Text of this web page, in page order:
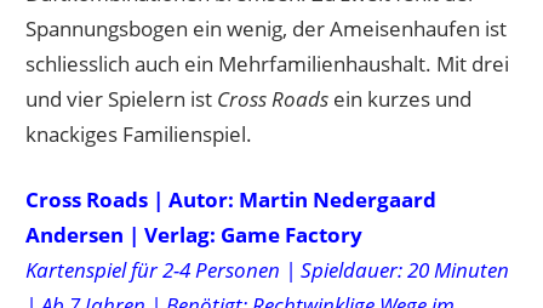
Spannungsbogen ein wenig, der Ameisenhaufen ist
schliesslich auch ein Mehrfamilienhaushalt. Mit drei
und vier Spielern ist Cross Roads ein kurzes und
knackiges Familienspiel.
Cross Roads | Autor: Martin Nedergaard
Andersen | Verlag: Game Factory
Kartenspiel für 2-4 Personen | Spieldauer: 20 Minuten